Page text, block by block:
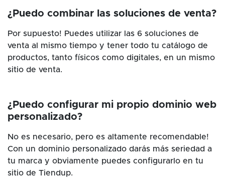
¿Puedo combinar las soluciones de venta?
Por supuesto! Puedes utilizar las 6 soluciones de
venta al mismo tiempo y tener todo tu catálogo de
productos, tanto físicos como digitales, en un mismo
sitio de venta.
¿Puedo configurar mi propio dominio web
personalizado?
No es necesario, pero es altamente recomendable!
Con un dominio personalizado darás más seriedad a
tu marca y obviamente puedes configurarlo en tu
sitio de Tiendup.